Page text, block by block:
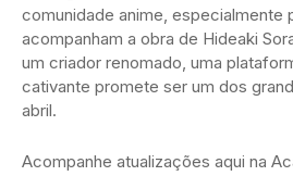
comunidade anime, especialmente
acompanham a obra de Hideaki
um criador renomado, uma
cativante promete ser um dos
abril.
Acompanhe atualizações aqui na